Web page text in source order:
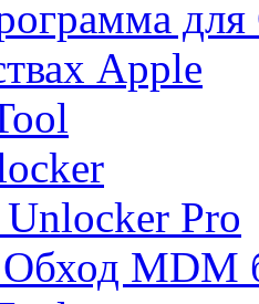
для
Apple
Unlocker Pro
Обход MDM